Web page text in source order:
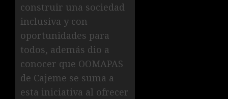
construir una sociedad
inclusiva y con
oportunidades para
todos, además dio a
conocer que OOMAPAS
de Cajeme se suma a
esta iniciativa al ofrecer